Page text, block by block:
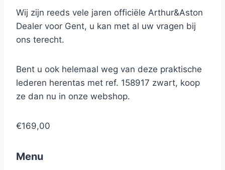
Wij zijn reeds vele jaren officiële Arthur&Aston
Dealer voor Gent, u kan met al uw vragen bij
ons terecht.
Bent u ook helemaal weg van deze praktische
lederen herentas met ref. 158917 zwart, koop
ze dan nu in onze webshop.
€169,00
Menu